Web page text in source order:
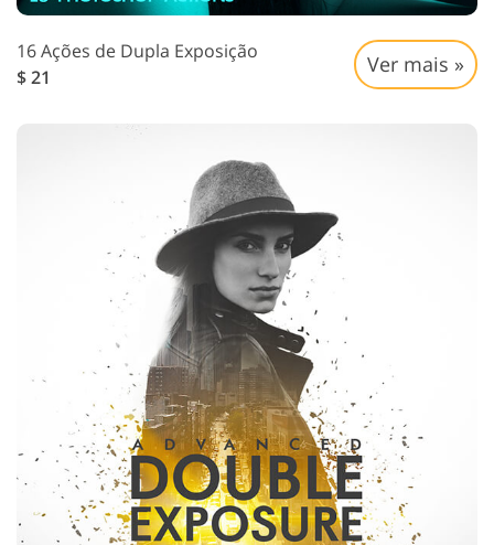
16 Ações de Dupla Exposição
$ 21
Ver mais »